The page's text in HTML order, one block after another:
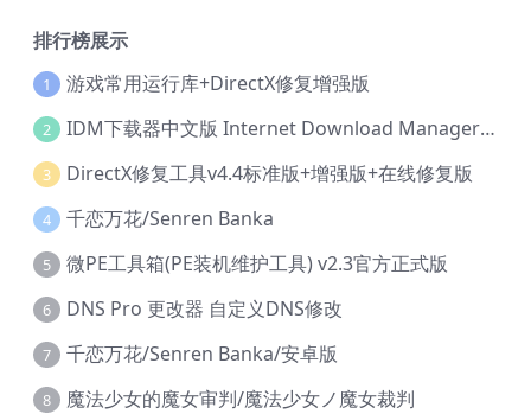
排行榜展示
1 游戏常用运行库+DirectX修复增强版
2 IDM下载器中文版 Internet Download Manager v6.42.36 IDM
3 DirectX修复工具v4.4标准版+增强版+在线修复版
4 千恋万花/Senren Banka
5 微PE工具箱(PE装机维护工具) v2.3官方正式版
6 DNS Pro 更改器 自定义DNS修改
7 千恋万花/Senren Banka/安卓版
8 魔法少女的魔女审判/魔法少女ノ魔女裁判